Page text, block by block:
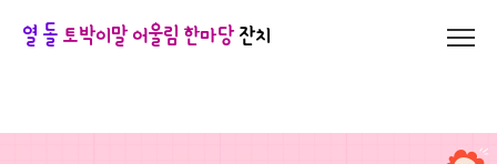
열 돌 토박이말 어울림 한마당잔치